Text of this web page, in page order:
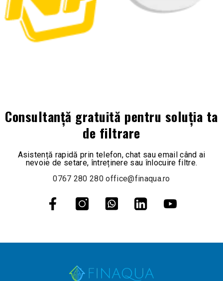
Consultanță gratuită pentru soluția ta
de filtrare
Asistență rapidă prin telefon, chat sau email când ai
nevoie de setare, întreținere sau înlocuire filtre.
0767 280 280 office@finaqua.ro